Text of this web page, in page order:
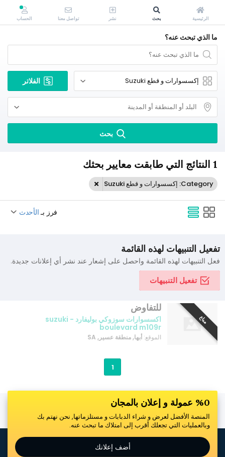
ما الذي تبحث عنه؟
الفلاتر
بحث
1 النتائج التي طابقت معايير بحثك
Category: إكسسوارات و قطع Suzuki
فرز بـ الأحدث
تفعيل التنبيهات لهذه القائمة
فعل التنبيهات لهذه القائمة واحصل على إشعار عند نشر أي إعلانات جديدة.
تفعيل التنبيهات
مباع
للتفاوض
اكسسوارات سوزوكي بوليفارد - suzuki
boulevard m109r
الموقع: أبها, منطقة عسير, SA
1
%0 عمولة و إعلان بالمجان
المنصة الأفضل لعرض و شراء الدبابات و مستلزماتها, نحن نهتم بك
وبالعمليات التي تجعلك أقرب إلى امتلاك ما تبحث عنه.
أضف إعلانك
الرئيسية بحث نشر تواصل معنا الحساب